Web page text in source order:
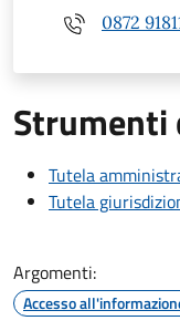
0872
Tutela
Tutela
Argomenti:
Accesso